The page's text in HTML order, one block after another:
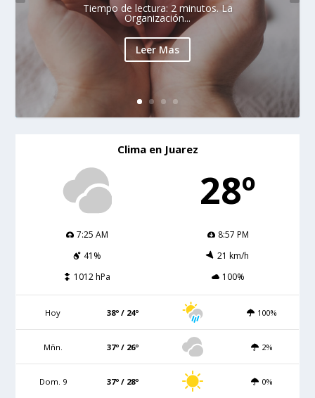
Tiempo de lectura: 2 minutos. La
Organización...
Leer Mas
Clima en Juarez
28º
7:25 AM
8:57 PM
41%
21 km/h
1012 hPa
100%
Hoy 38º / 24º 100%
Mñn. 37º / 26º 2%
Dom. 9 37º / 28º 0%